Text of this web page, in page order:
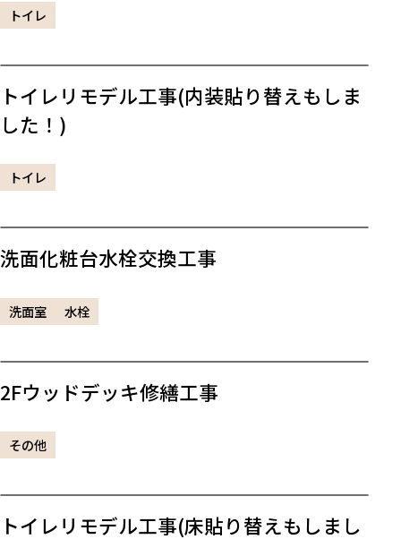
トイレ
トイレリモデル工事(内装貼り替えもしま
した！)
トイレ
洗面化粧台水栓交換工事
洗面室 水栓
2Fウッドデッキ修繕工事
その他
トイレリモデル工事(床貼り替えもしまし